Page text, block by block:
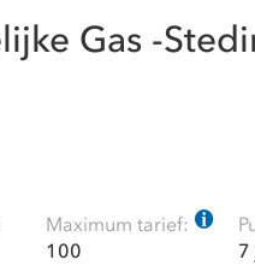
Gas -
Maximum tarief:
100
7